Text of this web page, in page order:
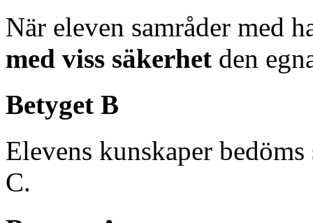
När eleven samråder med
med viss säkerhet den
Betyget B
Elevens kunskaper
C.